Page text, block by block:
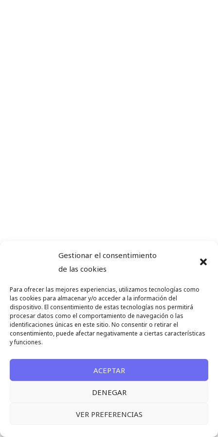
Gestionar el consentimiento
de las cookies
Para ofrecer las mejores experiencias, utilizamos tecnologías como
las cookies para almacenar y/o acceder a la información del
dispositivo. El consentimiento de estas tecnologías nos permitirá
procesar datos como el comportamiento de navegación o las
identificaciones únicas en este sitio. No consentir o retirar el
consentimiento, puede afectar negativamente a ciertas características
y funciones.
ACEPTAR
DENEGAR
VER PREFERENCIAS